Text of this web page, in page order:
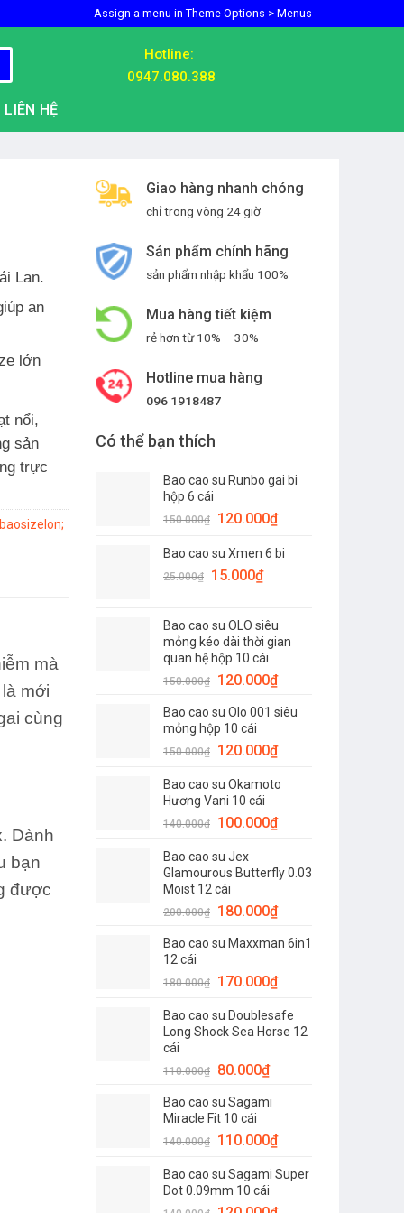
Assign a menu in Theme Options > Menus
Hotline:
0947.080.388
LIÊN HỆ
Giao hàng nhanh chóng
chỉ trong vòng 24 giờ
Sản phẩm chính hãng
sản phẩm nhập khẩu 100%
Mua hàng tiết kiệm
rẻ hơn từ 10% – 30%
Hotline mua hàng
096 1918487
Có thể bạn thích
Bao cao su Runbo gai bi
hộp 6 cái
150.000₫
Giá
là:
150.000₫.
120.000₫Giá
tại
Bao cao su Xmen 6 bi
25.000₫
Giá
25.000₫.
15.000₫Giá
là:
15.000₫.
Bao cao su OLO siêu
mỏng kéo dài thời gian
quan hệ hộp 10 cái
150.000₫
Giá
là:
150.000₫.
120.000₫Giá
tại
120.000₫.
Bao cao su Olo 001 siêu
mỏng hộp 10 cái
150.000₫
Giá
là:
150.000₫.
120.000₫Giá
tại
120.000₫.
Bao cao su Okamoto
Hương Vani 10 cái
140.000₫
Giá
là:
140.000₫.
100.000₫Giá
là:
Bao cao su Jex
Glamourous Butterfly 0.03
Moist 12 cái
200.000₫
Giá
là:
180.000₫Giá
tại
180.000₫.
Bao cao su Maxxman 6in1
12 cái
180.000₫
Giá
là:
180.000₫.
170.000₫Giá
tại
là:
Bao cao su Doublesafe
Long Shock Sea Horse 12
cái
110.000₫
Giá
là:
110.000₫.
80.000₫Giá
tại
80.000₫.
Bao cao su Sagami
Miracle Fit 10 cái
140.000₫
Giá
là:
140.000₫.
110.000₫Giá
tại
Bao cao su Sagami Super
Dot 0.09mm 10 cái
Lan.
an
lớn
nổi,
sản
trực
mà
mới
cùng
Dành
bạn
được